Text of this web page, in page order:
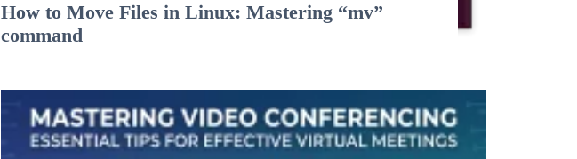
How to Move Files in Linux: Mastering “mv”
command